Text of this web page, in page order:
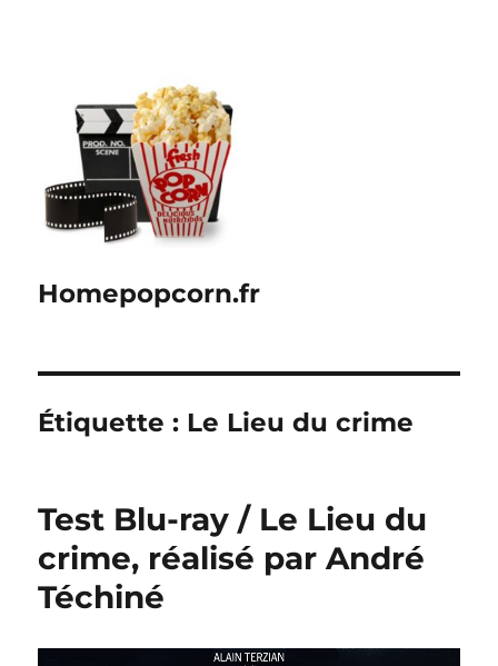
Homepopcorn.fr
Étiquette : Le Lieu du crime
Test Blu-ray / Le Lieu du
crime, réalisé par André
Téchiné